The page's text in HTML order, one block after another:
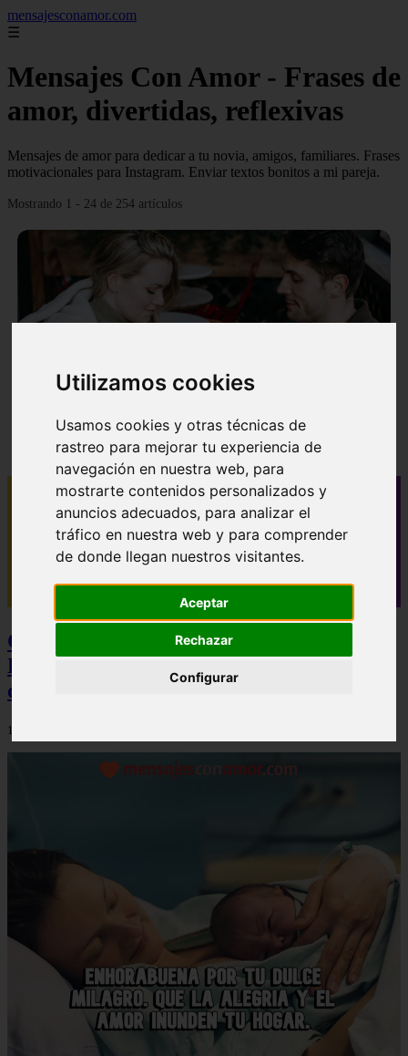
Utilizamos cookies
Usamos cookies y otras técnicas de
rastreo para mejorar tu experiencia de
navegación en nuestra web, para
mostrarte contenidos personalizados y
anuncios adecuados, para analizar el
tráfico en nuestra web y para comprender
de donde llegan nuestros visitantes.
Aceptar
Rechazar
Configurar
mensajesconamor.com
☰
Mensajes Con Amor - Frases de
amor, divertidas, reflexivas
Mensajes de amor para dedicar a tu novia, amigos, familiares. Frases
motivacionales para Instagram. Enviar textos bonitos a mi pareja.
Mostrando 1 - 24 de 254 artículos
✓ 40 mensajes de buenos días para novio que le
alegrarán el día
Camisetas NBA Baratas y Camisetas de
Futbol Baratas: La Estrategia Definitiva
de Ahorro y Calidad
12/12/2025